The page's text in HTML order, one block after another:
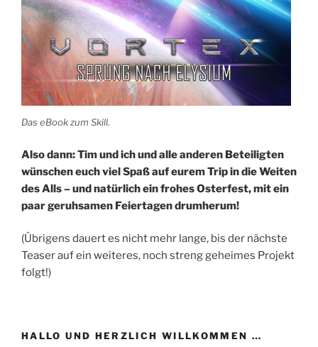
Das eBook zum Skill.
Also dann: Tim und ich und alle anderen Beteiligten
wünschen euch viel Spaß auf eurem Trip in die Weiten
des Alls – und natürlich ein frohes Osterfest, mit ein
paar geruhsamen Feiertagen drumherum!
(Übrigens dauert es nicht mehr lange, bis der nächste
Teaser auf ein weiteres, noch streng geheimes Projekt
folgt!)
HALLO UND HERZLICH WILLKOMMEN …